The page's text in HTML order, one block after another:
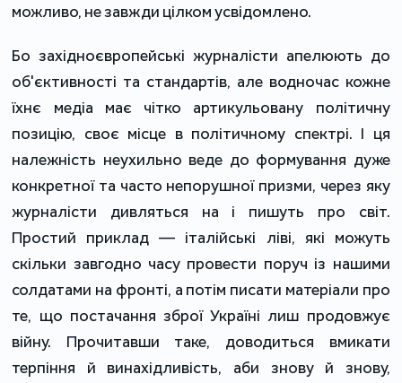
можливо, не завжди цілком усвідомлено.
Бо західноєвропейські журналісти апелюють до
об'єктивності та стандартів, але водночас кожне
їхнє медіа має чітко артикульовану політичну
позицію, своє місце в політичному спектрі. І ця
належність неухильно веде до формування дуже
конкретної та часто непорушної призми, через яку
журналісти дивляться на і пишуть про світ.
Простий приклад — італійські ліві, які можуть
скільки завгодно часу провести поруч із нашими
солдатами на фронті, а потім писати матеріали про
те, що постачання зброї Україні лиш продовжує
війну. Прочитавши таке, доводиться вмикати
терпіння й винахідливість, аби знову й знову,